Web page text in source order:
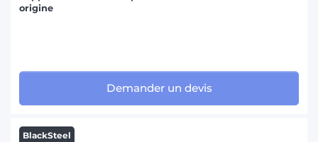
origine
Demander un devis
BlackSteel